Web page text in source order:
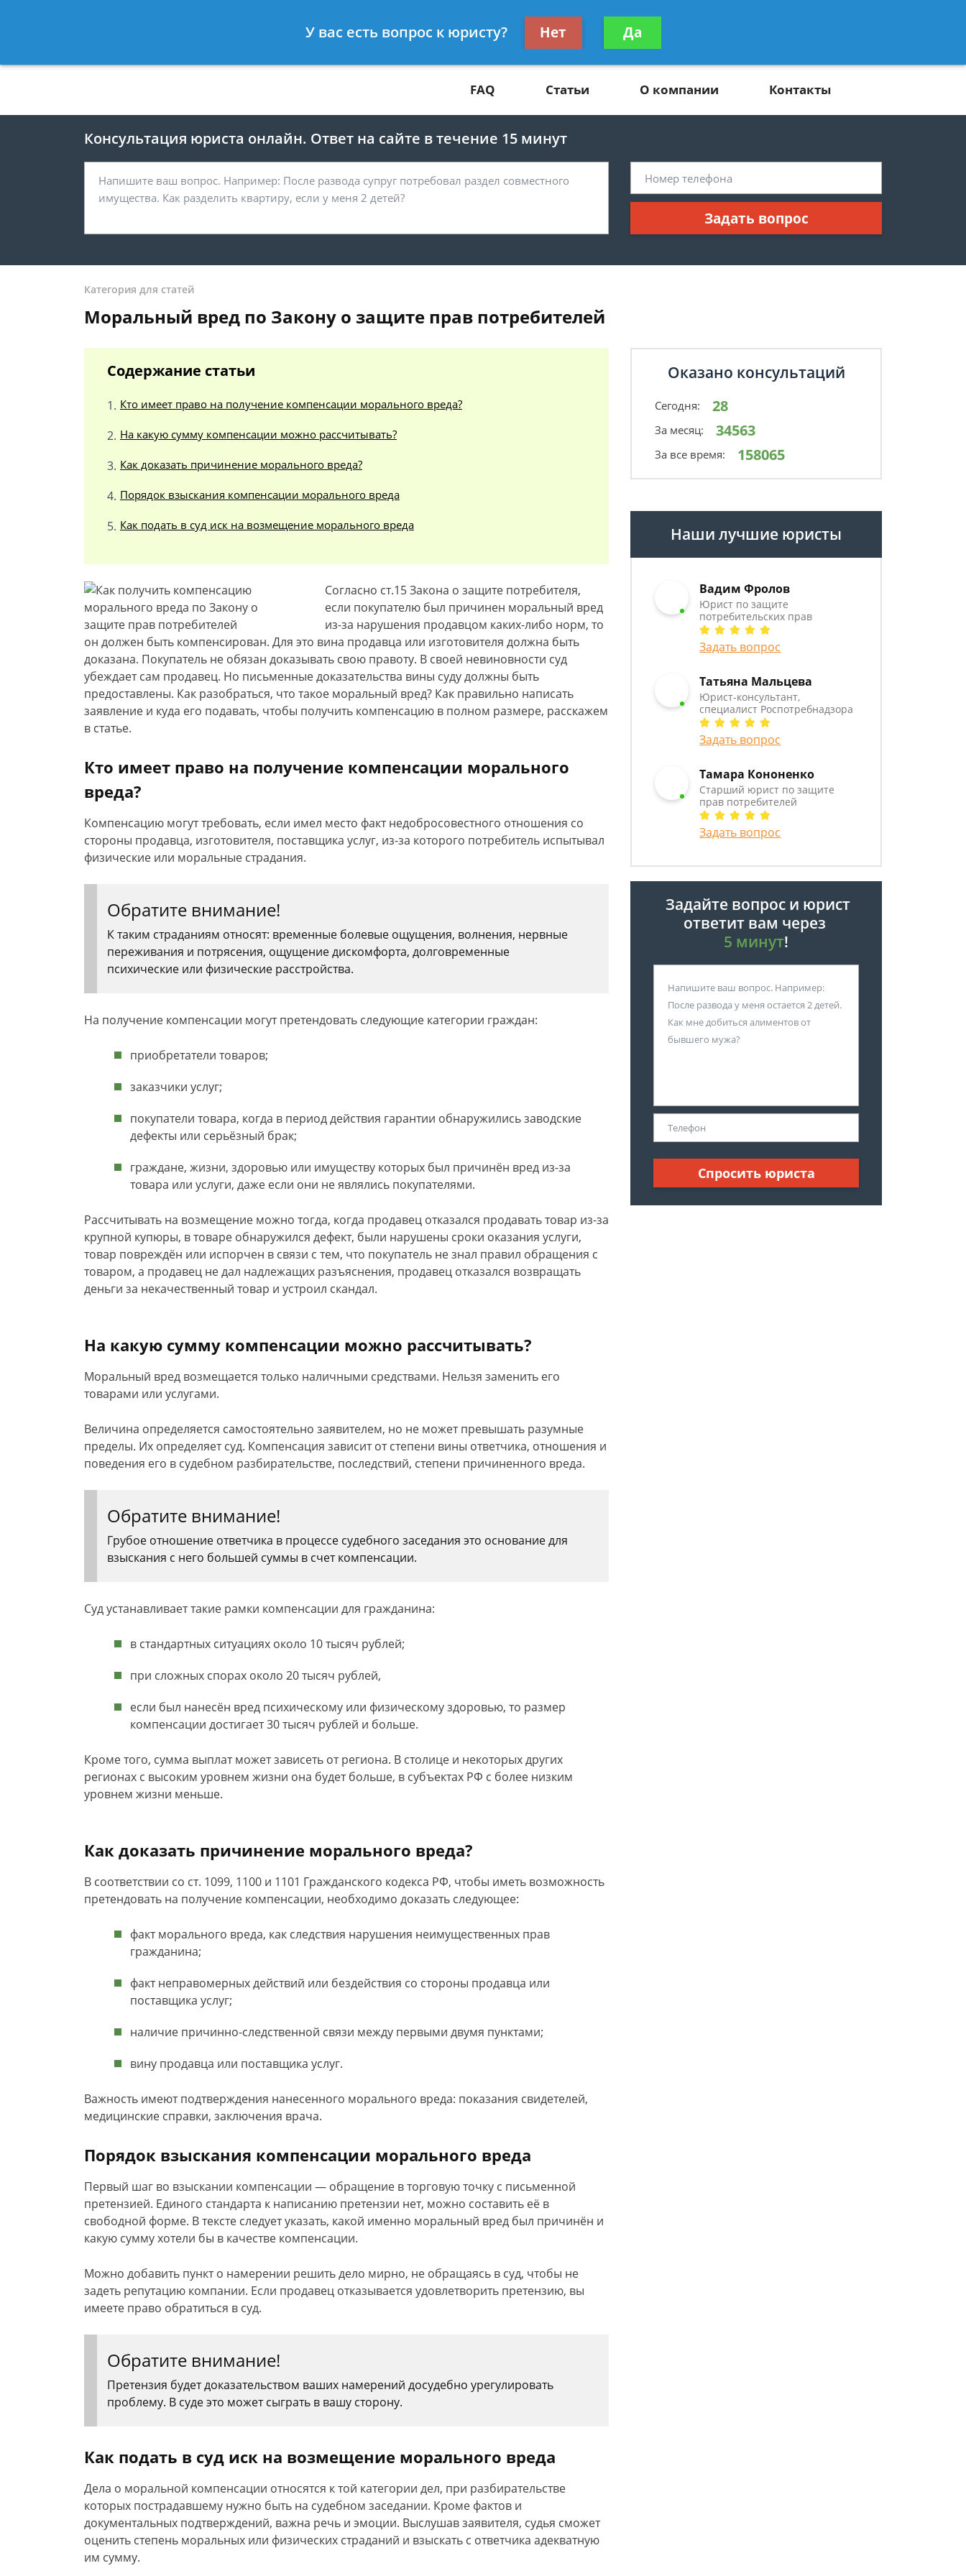
8 812 425-67-81
Получите консультацию
бесплатно
FAQ Статьи О компании Контакты
Консультация юриста онлайн. Ответ на сайте в течение 15 минут
Задать вопрос
Категория для статей
Моральный вред по Закону о защите прав потребителей
Содержание статьи
Кто имеет право на получение компенсации морального вреда?
На какую сумму компенсации можно рассчитывать?
Как доказать причинение морального вреда?
Порядок взыскания компенсации морального вреда
Как подать в суд иск на возмещение морального вреда
Согласно ст.15 Закона о защите потребителя,
если покупателю был причинен моральный вред
из-за нарушения продавцом каких-либо норм, то
он должен быть компенсирован. Для это вина продавца или изготовителя должна быть
доказана. Покупатель не обязан доказывать свою правоту. В своей невиновности суд
убеждает сам продавец. Но письменные доказательства вины суду должны быть
предоставлены. Как разобраться, что такое моральный вред? Как правильно написать
заявление и куда его подавать, чтобы получить компенсацию в полном размере, расскажем
в статье.
Кто имеет право на получение компенсации морального
вреда?
Компенсацию могут требовать, если имел место факт недобросовестного отношения со
стороны продавца, изготовителя, поставщика услуг, из-за которого потребитель испытывал
физические или моральные страдания.
Обратите внимание!
К таким страданиям относят: временные болевые ощущения, волнения, нервные
переживания и потрясения, ощущение дискомфорта, долговременные
психические или физические расстройства.
На получение компенсации могут претендовать следующие категории граждан:
приобретатели товаров;
заказчики услуг;
покупатели товара, когда в период действия гарантии обнаружились заводские
дефекты или серьёзный брак;
граждане, жизни, здоровью или имуществу которых был причинён вред из-за
товара или услуги, даже если они не являлись покупателями.
Рассчитывать на возмещение можно тогда, когда продавец отказался продавать товар из-за
крупной купюры, в товаре обнаружился дефект, были нарушены сроки оказания услуги,
товар повреждён или испорчен в связи с тем, что покупатель не знал правил обращения с
товаром, а продавец не дал надлежащих разъяснения, продавец отказался возвращать
деньги за некачественный товар и устроил скандал.
На какую сумму компенсации можно рассчитывать?
Моральный вред возмещается только наличными средствами. Нельзя заменить его
товарами или услугами.
Величина определяется самостоятельно заявителем, но не может превышать разумные
пределы. Их определяет суд. Компенсация зависит от степени вины ответчика, отношения и
поведения его в судебном разбирательстве, последствий, степени причиненного вреда.
Обратите внимание!
Грубое отношение ответчика в процессе судебного заседания это основание для
взыскания с него большей суммы в счет компенсации.
Суд устанавливает такие рамки компенсации для гражданина:
в стандартных ситуациях около 10 тысяч рублей;
при сложных спорах около 20 тысяч рублей,
если был нанесён вред психическому или физическому здоровью, то размер
компенсации достигает 30 тысяч рублей и больше.
Кроме того, сумма выплат может зависеть от региона. В столице и некоторых других
регионах с высоким уровнем жизни она будет больше, в субъектах РФ с более низким
уровнем жизни меньше.
Как доказать причинение морального вреда?
В соответствии со ст. 1099, 1100 и 1101 Гражданского кодекса РФ, чтобы иметь возможность
претендовать на получение компенсации, необходимо доказать следующее:
факт морального вреда, как следствия нарушения неимущественных прав
гражданина;
факт неправомерных действий или бездействия со стороны продавца или
поставщика услуг;
наличие причинно-следственной связи между первыми двумя пунктами;
вину продавца или поставщика услуг.
Важность имеют подтверждения нанесенного морального вреда: показания свидетелей,
медицинские справки, заключения врача.
Порядок взыскания компенсации морального вреда
Первый шаг во взыскании компенсации — обращение в торговую точку с письменной
претензией. Единого стандарта к написанию претензии нет, можно составить её в
свободной форме. В тексте следует указать, какой именно моральный вред был причинён и
какую сумму хотели бы в качестве компенсации.
Можно добавить пункт о намерении решить дело мирно, не обращаясь в суд, чтобы не
задеть репутацию компании. Если продавец отказывается удовлетворить претензию, вы
имеете право обратиться в суд.
Обратите внимание!
Претензия будет доказательством ваших намерений досудебно урегулировать
проблему. В суде это может сыграть в вашу сторону.
Как подать в суд иск на возмещение морального вреда
Дела о моральной компенсации относятся к той категории дел, при разбирательстве
которых пострадавшему нужно быть на судебном заседании. Кроме фактов и
документальных подтверждений, важна речь и эмоции. Выслушав заявителя, судья сможет
оценить степень моральных или физических страданий и взыскать с ответчика адекватную
им сумму.
Оказано консультаций
Сегодня: 28
За месяц: 34563
За все время: 158065
Наши лучшие юристы
Вадим Фролов
Юрист по защите
потребительских прав
Задать вопрос
Татьяна Мальцева
Юрист-консультант,
специалист Роспотребнадзора
Задать вопрос
Тамара Кононенко
Старший юрист по защите
прав потребителей
Задать вопрос
Задайте вопрос и юрист
ответит вам через
5 минут!
Спросить юриста
У вас есть вопрос к юристу? Нет Да